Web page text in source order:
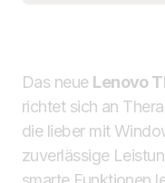
Das neue Lenovo
richtet sich an
die lieber mit
zuverlässige